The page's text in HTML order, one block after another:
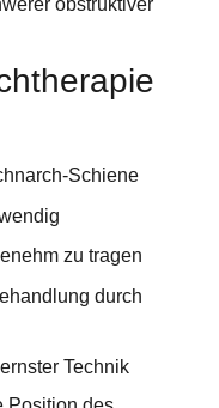
Schiene
zu tragen
durch
Technik